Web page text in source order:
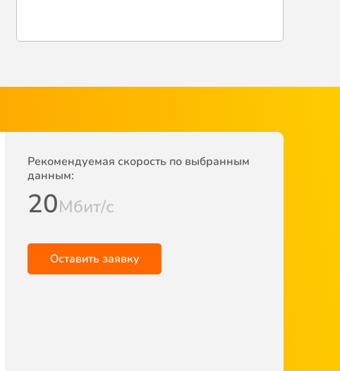
Рекомендуемая скорость по выбранным
данным:
20Мбит/с
Оставить заявку